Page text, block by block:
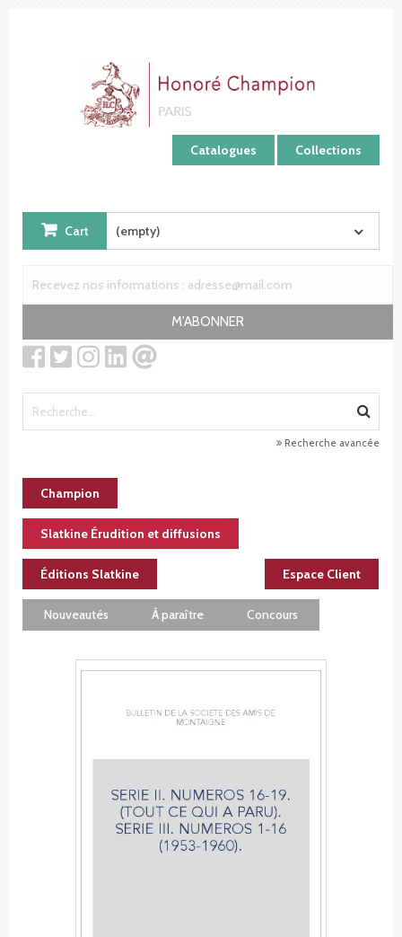
Catalogues Collections
Cart (empty)
M'ABONNER
Recherche avancée
Champion
Slatkine Érudition et diffusions
Éditions Slatkine Espace Client
Nouveautés À paraître Concours